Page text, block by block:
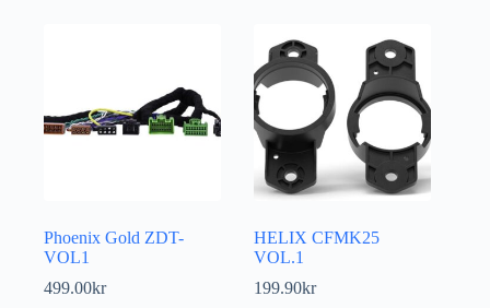
Phoenix Gold ZDT-
VOL1
499.00kr
HELIX CFMK25
VOL.1
199.90kr